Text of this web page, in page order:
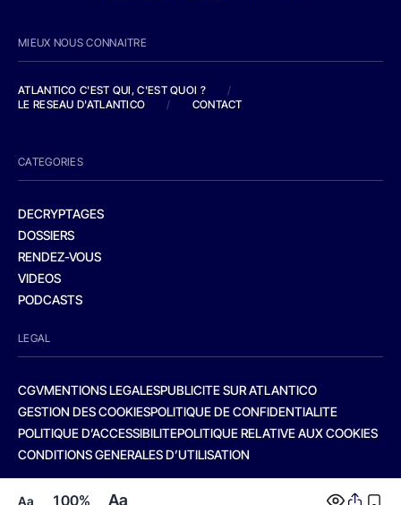
Aa 100% Aa
MIEUX NOUS CONNAITRE
ATLANTICO C'EST QUI, C'EST QUOI ?
/
LE RESEAU D'ATLANTICO
/ CONTACT
CATEGORIES
DECRYPTAGES
DOSSIERS
RENDEZ-VOUS
VIDEOS
PODCASTS
LEGAL
CGVMENTIONS LEGALESPUBLICITE SUR ATLANTICO
GESTION DES COOKIESPOLITIQUE DE CONFIDENTIALITE
POLITIQUE D’ACCESSIBILITEPOLITIQUE RELATIVE AUX COOKIES
CONDITIONS GENERALES D’UTILISATION